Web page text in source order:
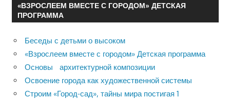
«ВЗРОСЛЕЕМ ВМЕСТЕ С ГОРОДОМ» ДЕТСКАЯ
ПРОГРАММА
Беседы с детьми о высоком
«Взрослеем вместе с городом» Детская программа
Основы архитектурной композиции
Освоение города как художественной системы
Строим «Город-сад», тайны мира постигая 1